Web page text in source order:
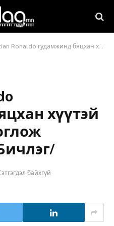
гудамжинд бяцхан хүүтэй хөл бөмбөг тоглож баярлуулав /Бичлэг/
хүүтэй
байхгүй